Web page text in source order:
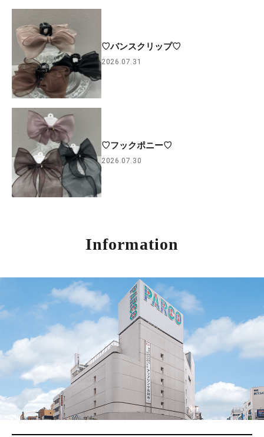
♡バンスクリップ♡
2026.07.31
♡フックポニー♡
2026.07.30
Information